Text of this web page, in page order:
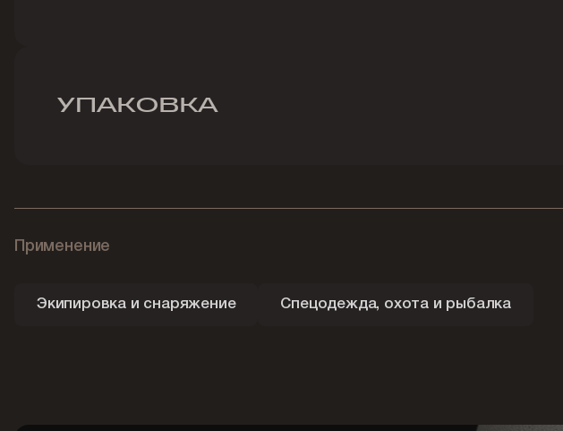
УПАКОВКА
Применение
Экипировка и снаряжение Спецодежда, охота и рыбалка